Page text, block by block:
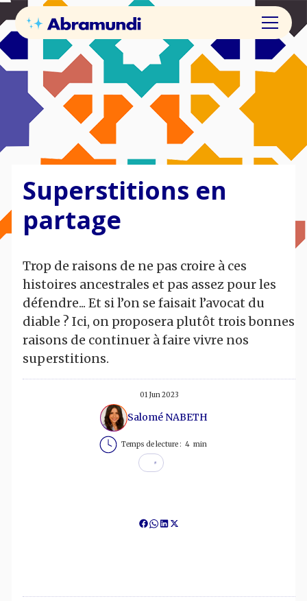
Superstitions en
partage
Trop de raisons de ne pas croire à ces
histoires ancestrales et pas assez pour les
défendre... Et si l’on se faisait l’avocat du
diable ? Ici, on proposera plutôt trois bonnes
raisons de continuer à faire vivre nos
superstitions.
01 Jun 2023
Salomé NABETH
Temps de lecture : 4 min